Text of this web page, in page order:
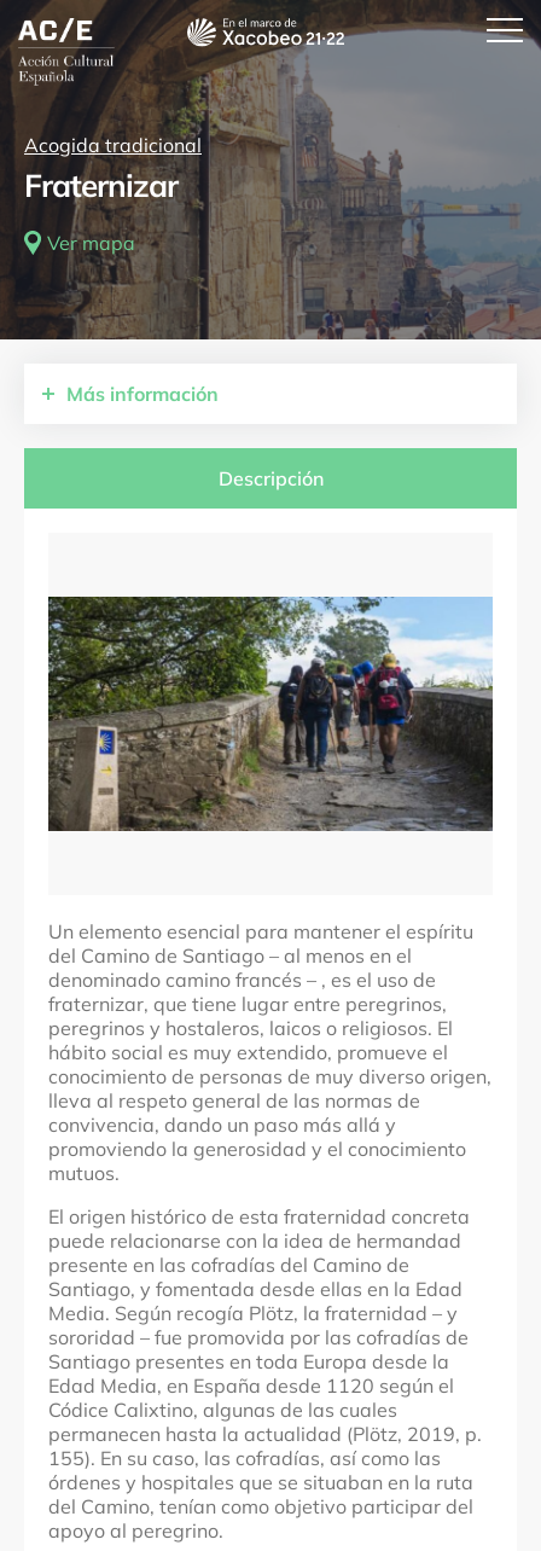
Acogida tradicional
Fraternizar
Ver mapa
Más información
Comunidad Foral de Navarra
Navarra
La Rioja
Burgos
A Coruña
Comarcas
Auñamendi
Cuenca de Pamplona
Logroño
Localidades
Roncesvalles
Larrasoaña
Cízur Menor
Logroño
San Juan de Ortega
Arzúa
Santiago de Compostela
Denominación
Fraternizar (uso social del Camino de Santiago)
Fechas
1970 hasta 2020. Estación: todo el año
Descripción
Un elemento esencial para mantener el espíritu
del Camino de Santiago – al menos en el
denominado camino francés – , es el uso de
fraternizar, que tiene lugar entre peregrinos,
peregrinos y hostaleros, laicos o religiosos. El
hábito social es muy extendido, promueve el
conocimiento de personas de muy diverso origen,
lleva al respeto general de las normas de
convivencia, dando un paso más allá y
promoviendo la generosidad y el conocimiento
mutuos.
El origen histórico de esta fraternidad concreta
puede relacionarse con la idea de hermandad
presente en las cofradías del Camino de
Santiago, y fomentada desde ellas en la Edad
Media. Según recogía Plötz, la fraternidad – y
sororidad – fue promovida por las cofradías de
Santiago presentes en toda Europa desde la
Edad Media, en España desde 1120 según el
Códice Calixtino, algunas de las cuales
permanecen hasta la actualidad (Plötz, 2019, p.
155). En su caso, las cofradías, así como las
órdenes y hospitales que se situaban en la ruta
del Camino, tenían como objetivo participar del
apoyo al peregrino.